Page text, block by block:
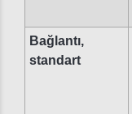
Bağlantı,
standart